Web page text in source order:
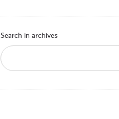
Search in archives